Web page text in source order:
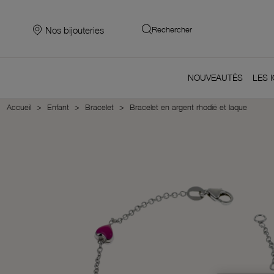
Nos bijouteries Rechercher
NOUVEAUTÉS LES
Accueil Enfant Bracelet Bracelet en argent rhodié et laque